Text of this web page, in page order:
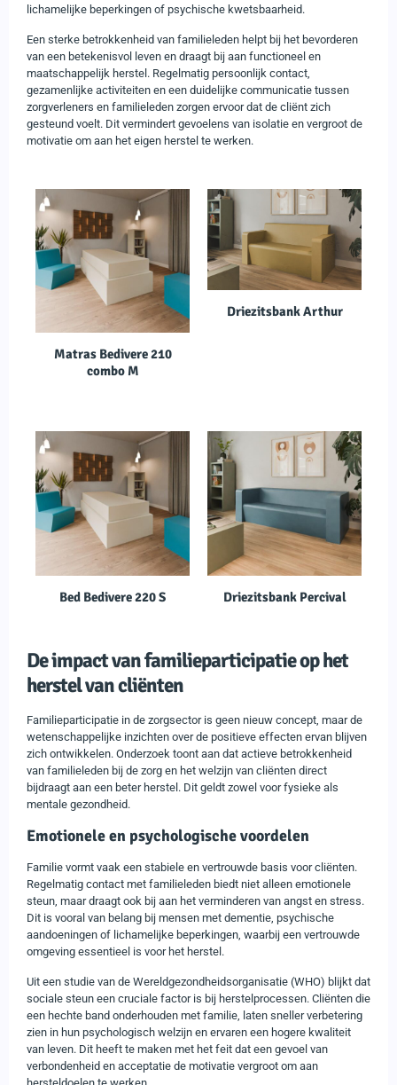
lichamelijke beperkingen of psychische kwetsbaarheid.
Een sterke betrokkenheid van familieleden helpt bij het bevorderen
van een betekenisvol leven en draagt bij aan functioneel en
maatschappelijk herstel. Regelmatig persoonlijk contact,
gezamenlijke activiteiten en een duidelijke communicatie tussen
zorgverleners en familieleden zorgen ervoor dat de cliënt zich
gesteund voelt. Dit vermindert gevoelens van isolatie en vergroot de
motivatie om aan het eigen herstel te werken.
Matras Bedivere 210
combo M
Driezitsbank Arthur
Bed Bedivere 220 S Driezitsbank Percival
De impact van familieparticipatie op het
herstel van cliënten
Familieparticipatie in de zorgsector is geen nieuw concept, maar de
wetenschappelijke inzichten over de positieve effecten ervan blijven
zich ontwikkelen. Onderzoek toont aan dat actieve betrokkenheid
van familieleden bij de zorg en het welzijn van cliënten direct
bijdraagt aan een beter herstel. Dit geldt zowel voor fysieke als
mentale gezondheid.
Emotionele en psychologische voordelen
Familie vormt vaak een stabiele en vertrouwde basis voor cliënten.
Regelmatig contact met familieleden biedt niet alleen emotionele
steun, maar draagt ook bij aan het verminderen van angst en stress.
Dit is vooral van belang bij mensen met dementie, psychische
aandoeningen of lichamelijke beperkingen, waarbij een vertrouwde
omgeving essentieel is voor het herstel.
Uit een studie van de Wereldgezondheidsorganisatie (WHO) blijkt dat
sociale steun een cruciale factor is bij herstelprocessen. Cliënten die
een hechte band onderhouden met familie, laten sneller verbetering
zien in hun psychologisch welzijn en ervaren een hogere kwaliteit
van leven. Dit heeft te maken met het feit dat een gevoel van
verbondenheid en acceptatie de motivatie vergroot om aan